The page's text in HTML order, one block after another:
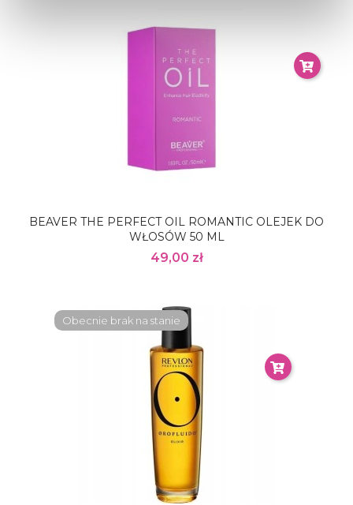
BEAVER THE PERFECT OIL ROMANTIC OLEJEK DO
WŁOSÓW 50 ML
49,00 zł
Obecnie brak na stanie